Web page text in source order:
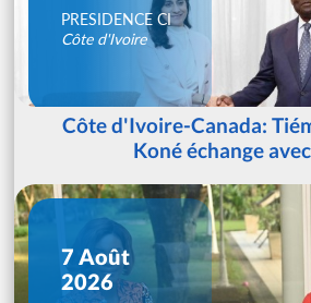
PRESIDENCE CI
Côte d'Ivoire
Côte d'Ivoire-Canada:
Koné échange
7 Août
2026